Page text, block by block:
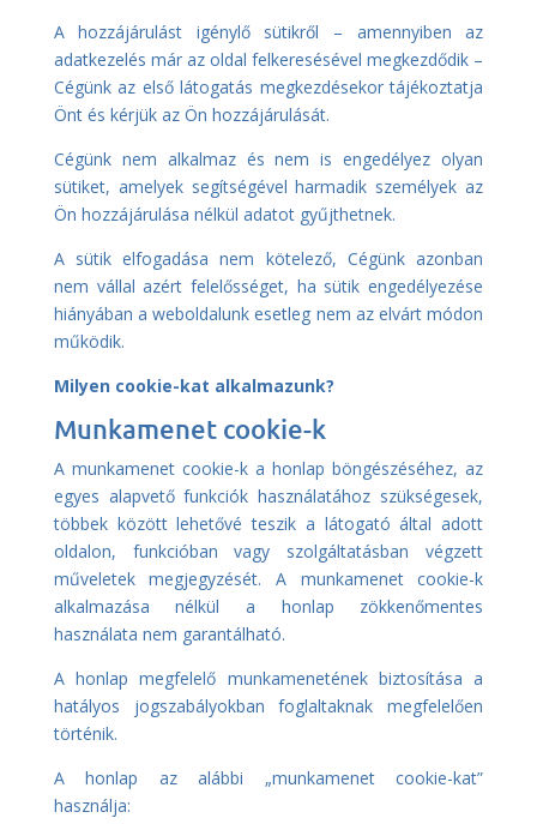
A hozzájárulást igénylő sütikről – amennyiben az
adatkezelés már az oldal felkeresésével megkezdődik –
Cégünk az első látogatás megkezdésekor tájékoztatja
Önt és kérjük az Ön hozzájárulását.
Cégünk nem alkalmaz és nem is engedélyez olyan
sütiket, amelyek segítségével harmadik személyek az
Ön hozzájárulása nélkül adatot gyűjthetnek.
A sütik elfogadása nem kötelező, Cégünk azonban
nem vállal azért felelősséget, ha sütik engedélyezése
hiányában a weboldalunk esetleg nem az elvárt módon
működik.
Milyen cookie-kat alkalmazunk?
Munkamenet cookie-k
A munkamenet cookie-k a honlap böngészéséhez, az
egyes alapvető funkciók használatához szükségesek,
többek között lehetővé teszik a látogató által adott
oldalon, funkcióban vagy szolgáltatásban végzett
műveletek megjegyzését. A munkamenet cookie-k
alkalmazása nélkül a honlap zökkenőmentes
használata nem garantálható.
A honlap megfelelő munkamenetének biztosítása a
hatályos jogszabályokban foglaltaknak megfelelően
történik.
A honlap az alábbi „munkamenet cookie-kat”
használja: